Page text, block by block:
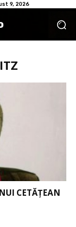
9, 2026
CETĂȚEAN